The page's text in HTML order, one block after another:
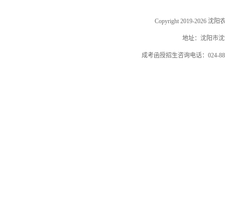
Copyright 2019-2026 沈
地址：沈阳市
成考函授招生咨询电话：024-